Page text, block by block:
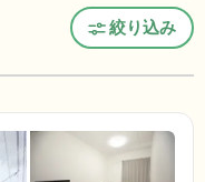
絞り込み